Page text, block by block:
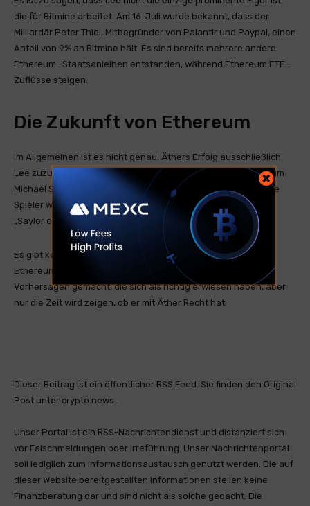
die für Bitmine arbeitet. Am 16. Juli wurde bekannt, dass der
Milliardär Peter Thiel, Mitbegründer von Palantir und Paypal, einen
Anteil von 9% an Bitmine hält. Es sind bereits mehrere andere
Ethereum -Staatsanleihen entstanden, während Ethereum ETF -
Zuflüsse steigen.
Die Zukunft von Ethereum
Im Allgemeinen ist es nicht genau, Äthers Erfolg ausschließlich
Lee zuzuschreiben, da es nicht genau wäre, Bitcoins Wachstum
Michael Saylors Aktivität zuzuschreiben, wenn es bedeutende
Spieler wie BlackRock auf dem Feld gibt. Lee ist also eher ein
„Saylor of Ethereum“ als „Erlöser von Ethereum“.
Es gibt keine Möglichkeit zu bestimmen, ob Lees Wette auf
Ethereum lohnt. In der Vergangenheit hat er verschiedene
Vorhersagen gemacht, die sich als richtig erwiesen haben, aber
nur die Zeit wird zeigen, ob er mit Äther Recht hat.
Dieser Beitrag ist ein öffentlicher RSS Feed. Sie finden den Original
Post unter crypto.news .
Unser Portal ist ein RSS-Nachrichtendienst und distanziert sich
vor Falschmeldungen oder Irreführung. Unser Nachrichtenportal
soll lediglich zum Informationsaustausch genutzt werden. Die auf
dieser Website bereitgestellten Informationen stellen keine
Finanzberatung dar und sind nicht als solche gedacht. Die